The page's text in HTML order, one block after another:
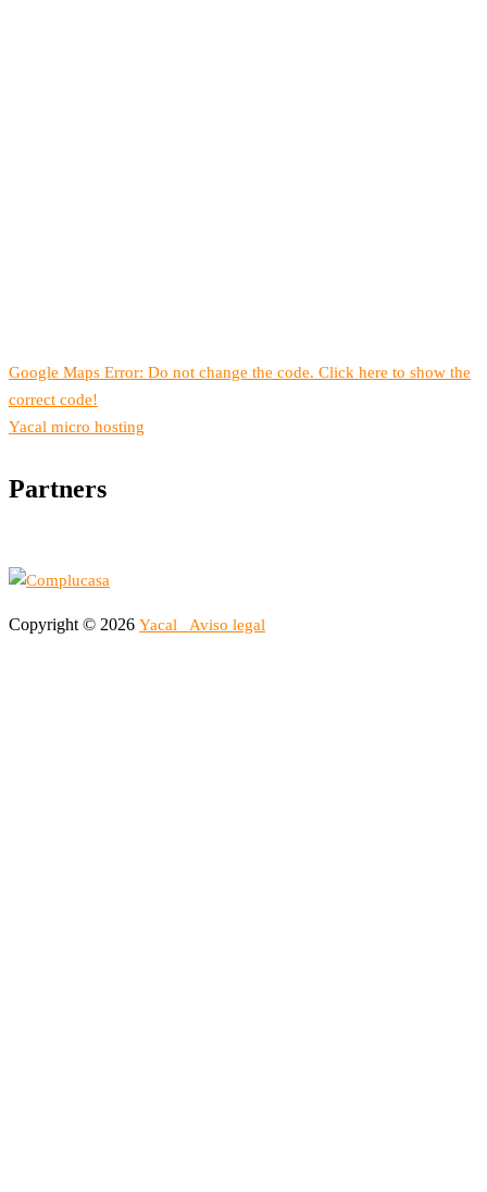
Google Maps Error: Do not change the code. Click here to show the
correct code!
Yacal micro hosting
Partners
Copyright © 2026 Yacal Aviso legal